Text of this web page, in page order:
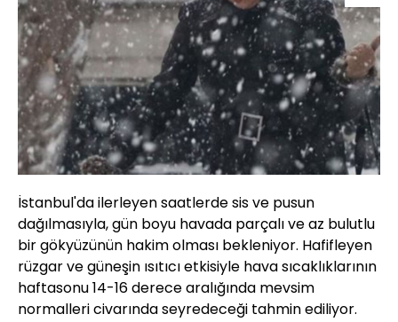
İstanbul'da ilerleyen saatlerde sis ve pusun
dağılmasıyla, gün boyu havada parçalı ve az bulutlu
bir gökyüzünün hakim olması bekleniyor. Hafifleyen
rüzgar ve güneşin ısıtıcı etkisiyle hava sıcaklıklarının
haftasonu 14-16 derece aralığında mevsim
normalleri civarında seyredeceği tahmin ediliyor.